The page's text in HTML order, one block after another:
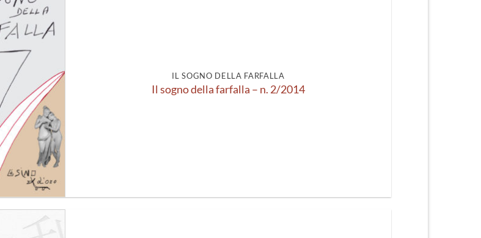
Aggiungi
alla lista
dei
desideri
IL SOGNO DELLA FARFALLA
Il sogno della farfalla – n. 2/2014